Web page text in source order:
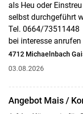
als Heu oder
selbst durchgeführt
Tel. 0664/73511448
bei interesse
4712 Michaelnbach
03.08.2026
Angebot Mais /